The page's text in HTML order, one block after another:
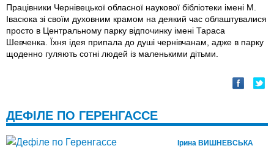
Працівники Чернівецької обласної наукової бібліотеки імені М.
Івасюка зі своїм духовним крамом на деякий час облаштувалися
просто в Центральному парку відпочинку імені Тараса
Шевченка. Їхня ідея припала до душі чернівчанам, адже в парку
щоденно гуляють сотні людей iз маленькими дітьми.
ДЕФІЛЕ ПО ГЕРЕНГАССЕ
Ірина ВИШНЕВСЬКА